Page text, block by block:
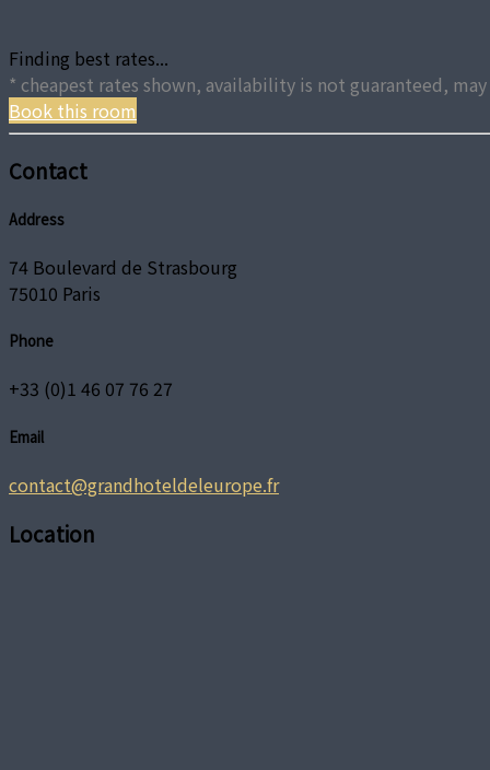
Finding best rates...
* cheapest rates shown, availability is not guaranteed,
Book this room
Contact
Address
74 Boulevard de Strasbourg
75010 Paris
Phone
+33 (0)1 46 07 76 27
Email
contact@grandhoteldeleurope.fr
Location